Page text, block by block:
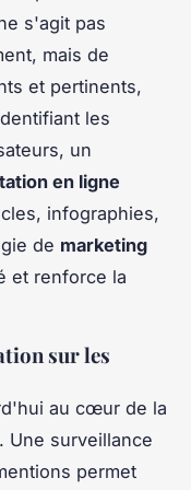
s'agit pas
mais de
et pertinents,
les
un
en ligne
infographies,
de marketing
et renforce la
sur les
au cœur de la
. Une surveillance
permet